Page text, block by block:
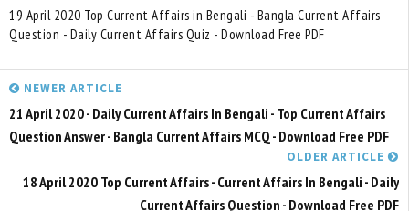
19 April 2020 Top Current Affairs in Bengali - Bangla Current Affairs
Question - Daily Current Affairs Quiz - Download Free PDF
NEWER ARTICLE
21 April 2020 - Daily Current Affairs In Bengali - Top Current Affairs
Question Answer - Bangla Current Affairs MCQ - Download Free PDF
OLDER ARTICLE
18 April 2020 Top Current Affairs - Current Affairs In Bengali - Daily
Current Affairs Question - Download Free PDF